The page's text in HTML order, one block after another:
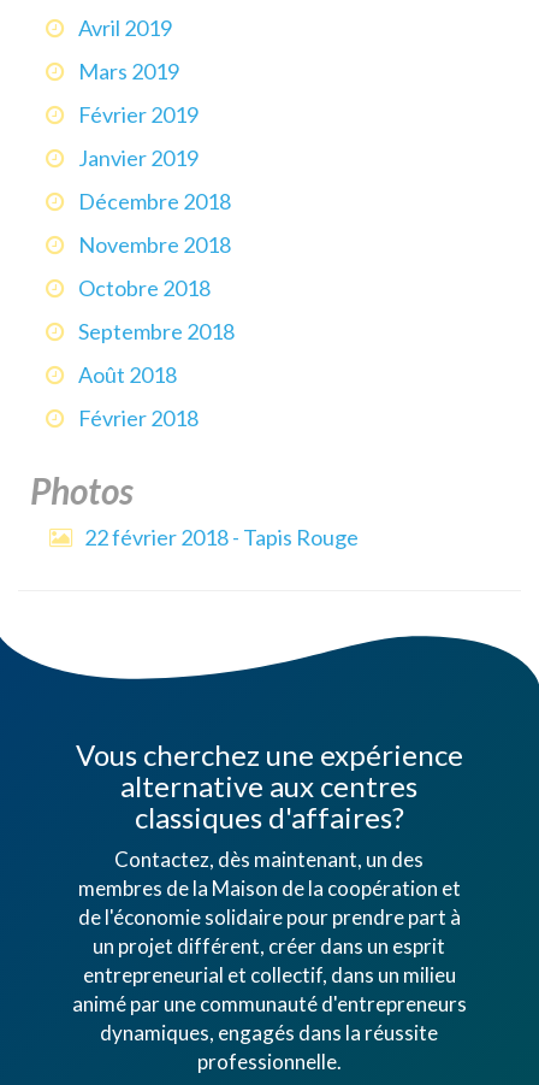
Avril 2019
Mars 2019
Février 2019
Janvier 2019
Décembre 2018
Novembre 2018
Octobre 2018
Septembre 2018
Août 2018
Février 2018
Photos
22 février 2018 - Tapis Rouge
Vous cherchez une expérience
alternative aux centres
classiques d'affaires?
Contactez, dès maintenant, un des
membres de la Maison de la coopération et
de l'économie solidaire pour prendre part à
un projet différent, créer dans un esprit
entrepreneurial et collectif, dans un milieu
animé par une communauté d'entrepreneurs
dynamiques, engagés dans la réussite
professionnelle.